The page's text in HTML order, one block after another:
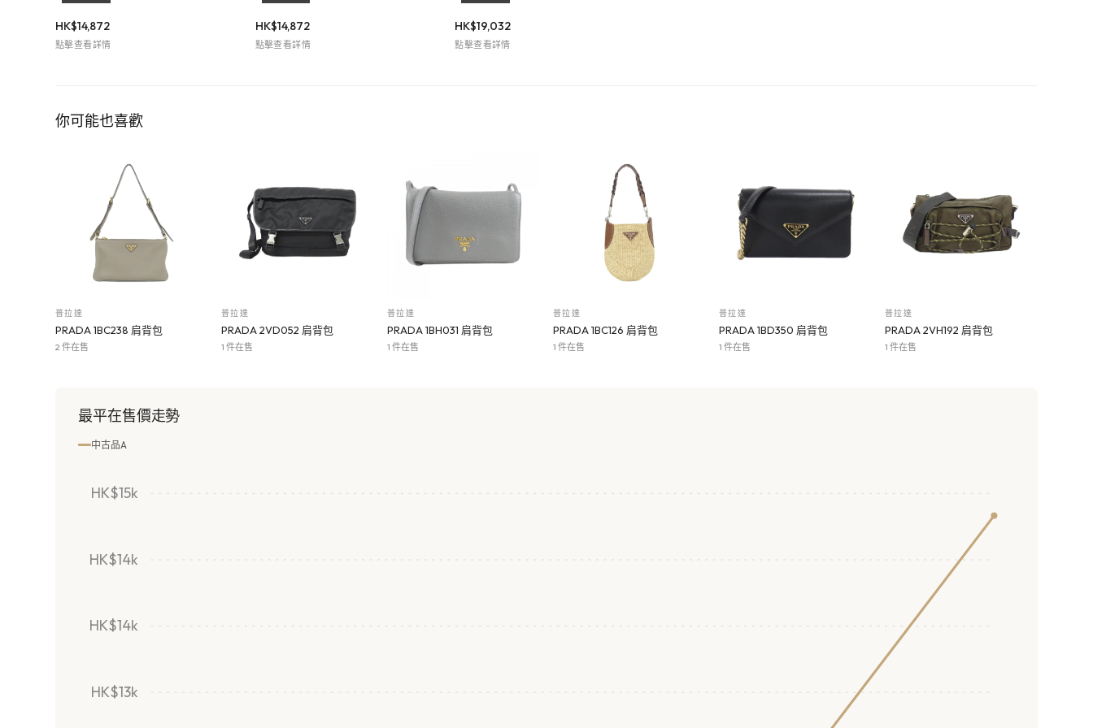
HK$14,872
點擊查看詳情
HK$14,872
點擊查看詳情
HK$19,032
點擊查看詳情
你可能也喜歡
普拉達
PRADA 1BC238 肩背包
2 件在售
普拉達
PRADA 2VD052 肩背包
1 件在售
普拉達
PRADA 1BH031 肩背包
1 件在售
普拉達
PRADA 1BC126 肩背包
1 件在售
普拉達
PRADA 1BD350 肩背包
1 件在售
普拉達
PRADA 2VH192 肩背包
1 件在售
最平在售價走勢
中古品A
HK$13k
HK$14k
HK$14k
HK$15k